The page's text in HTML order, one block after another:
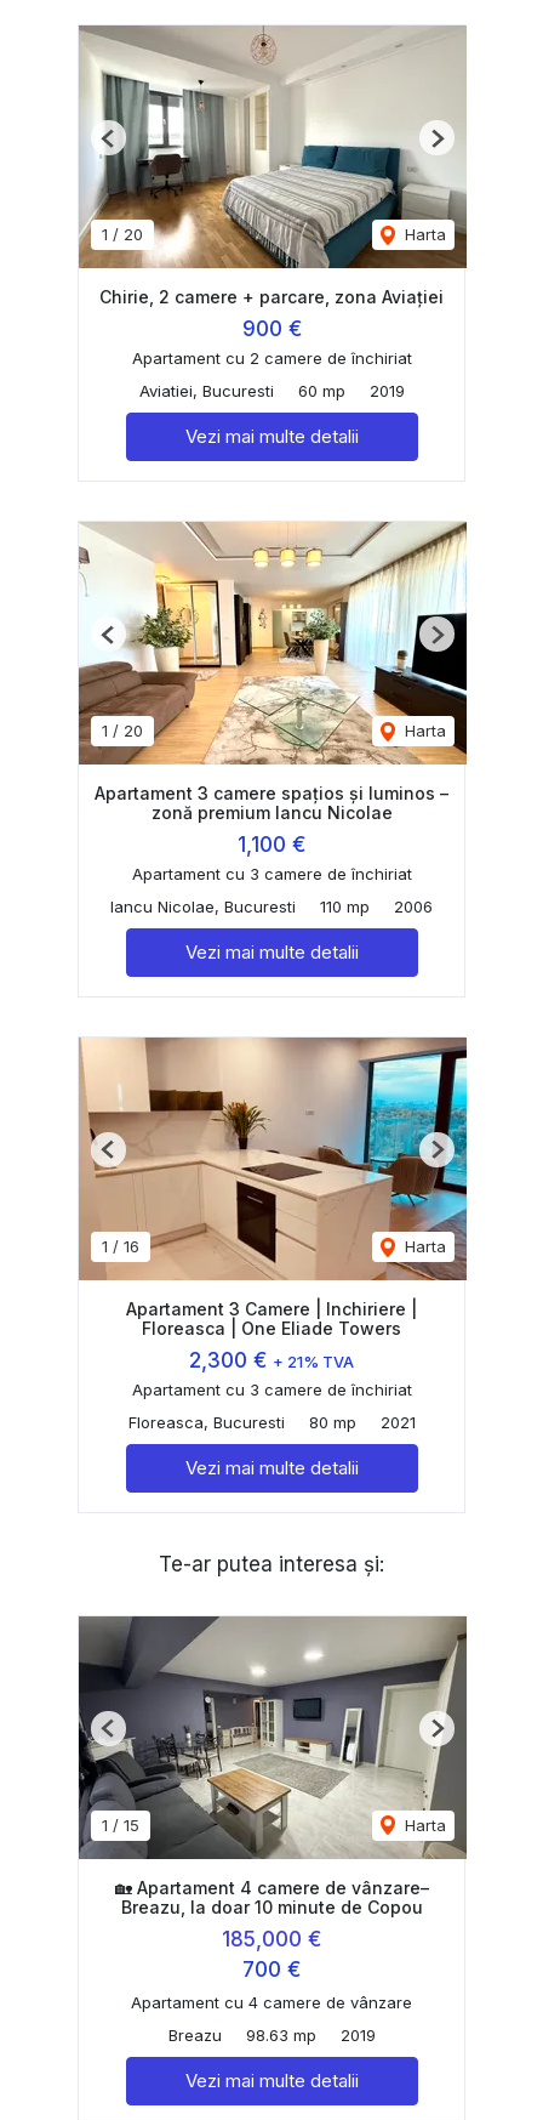
1 / 20 Harta
Previous Next
Chirie, 2 camere + parcare, zona Aviației
900 €
Apartament cu 2 camere de închiriat
Aviatiei, Bucuresti
60 mp 2019
Vezi mai multe detalii
1 / 20 Harta
Previous Next
Apartament 3 camere spațios și luminos –
zonă premium Iancu Nicolae
1,100 €
Apartament cu 3 camere de închiriat
Iancu Nicolae, Bucuresti
110 mp 2006
Vezi mai multe detalii
1 / 16 Harta
Previous Next
Apartament 3 Camere | Inchiriere |
Floreasca | One Eliade Towers
2,300 € + 21% TVA
Apartament cu 3 camere de închiriat
Floreasca, Bucuresti
80 mp 2021
Vezi mai multe detalii
Te-ar putea interesa și:
1 / 15 Harta
Previous Next
🏡 Apartament 4 camere de vânzare–
Breazu, la doar 10 minute de Copou
185,000 €
700 €
Apartament cu 4 camere de vânzare
Breazu
98.63 mp 2019
Vezi mai multe detalii